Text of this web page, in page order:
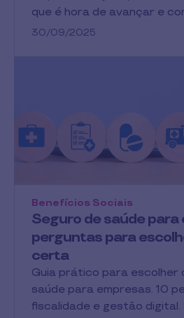
que é hora de avançar e
30/09/2025
Seguro de saúde para
perguntas para
certa
Benefícios Sociais
Guia prático para escolher
saúde para empresas. 10
fiscalidade e gestão digital.